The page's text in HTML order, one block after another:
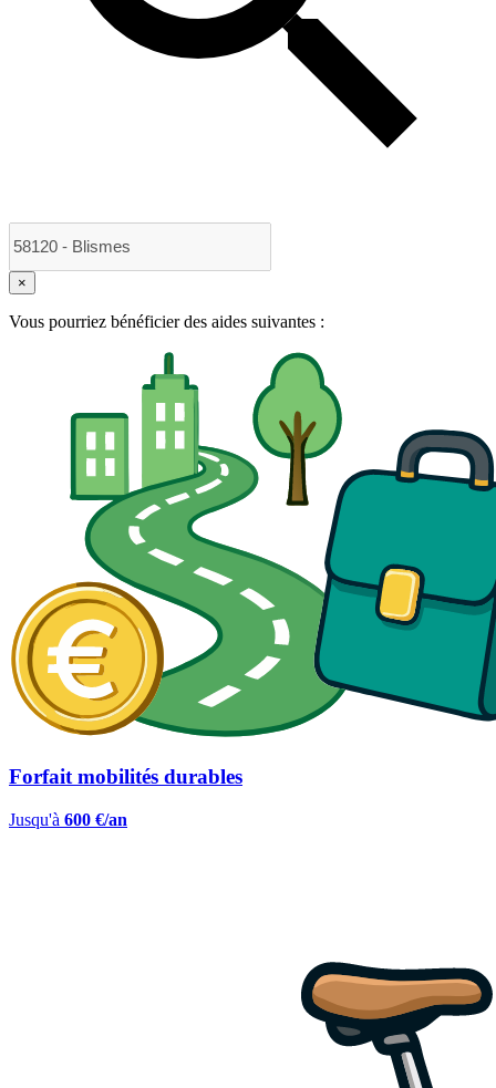
×
Vous pourriez bénéficier des aides suivantes :
Forfait mobilités durables
Jusqu'à 600 €/an